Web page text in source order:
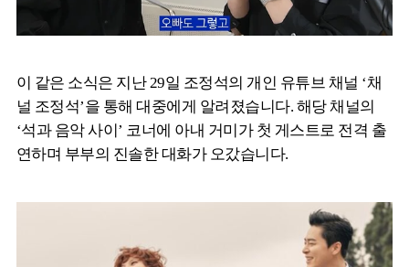
이 같은 소식은 지난 29일 조정석의 개인 유튜브 채널 ‘채
널 조정석’을 통해 대중에게 알려졌습니다. 해당 채널의
‘석과 음악 사이’ 코너에 아내 거미가 첫 게스트로 전격 출
연하며 부부의 진솔한 대화가 오갔습니다.